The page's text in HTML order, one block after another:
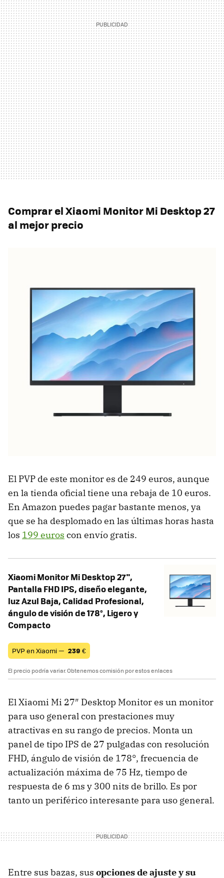
Comprar el Xiaomi Monitor Mi Desktop 27
al mejor precio
El PVP de este monitor es de 249 euros, aunque
en la tienda oficial tiene una rebaja de 10 euros.
En Amazon puedes pagar bastante menos, ya
que se ha desplomado en las últimas horas hasta
los 199 euros con envío gratis.
Xiaomi Monitor Mi Desktop 27",
Pantalla FHD IPS, diseño elegante,
luz Azul Baja, Calidad Profesional,
ángulo de visión de 178°, Ligero y
Compacto
PVP en Xiaomi — 239 €
El precio podría variar. Obtenemos comisión por estos enlaces
El Xiaomi Mi 27″ Desktop Monitor es un monitor
para uso general con prestaciones muy
atractivas en su rango de precios. Monta un
panel de tipo IPS de 27 pulgadas con resolución
FHD, ángulo de visión de 178°, frecuencia de
actualización máxima de 75 Hz, tiempo de
respuesta de 6 ms y 300 nits de brillo. Es por
tanto un periférico interesante para uso general.
Entre sus bazas, sus opciones de ajuste y su